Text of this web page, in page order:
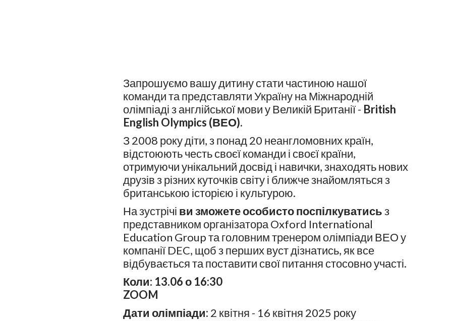
Запрошуємо вашу дитину стати частиною нашої
команди та представляти Україну на Міжнародній
олімпіаді з англійської мови у Великій Британії - British
English Olympics (ВЕО).
З 2008 року діти, з понад 20 неангломовних країн,
відстоюють честь своєї команди і своєї країни,
отримуючи унікальний досвід і навички, знаходять нових
друзів з різних куточків світу і ближче знайомляться з
британською історією і культурою.
На зустрічі ви зможете особисто поспілкуватисьз
представником організатора Oxford International
Education Group та головним тренером олімпіади ВЕО у
компанії DEC, щоб з перших вуст дізнатись, як все
відбувається та поставити свої питання стосовно участі.
Коли: 13.06 о 16:30
ZOOM
Дати олімпіади: 2 квітня - 16 квітня 2025 року